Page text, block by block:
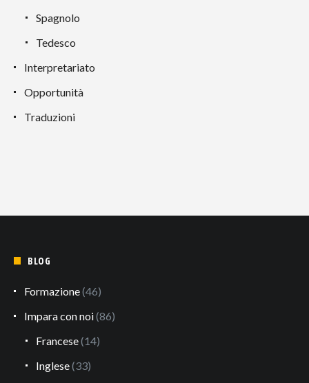
Spagnolo
Tedesco
Interpretariato
Opportunità
Traduzioni
BLOG
Formazione(46)
Impara con noi(86)
Francese(14)
Inglese(33)